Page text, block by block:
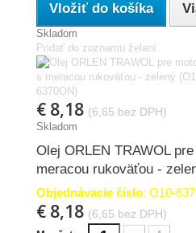
Vložiť do košíka
Skladom
Pridať do zoznamu želaní
€ 8,18 (6,65 bez DPH)
Skladom
Olej ORLEN TRAWOL
meracou rukoväťou -
Objednávacie číslo: O10-
€ 8,18 (6,65 bez DPH)